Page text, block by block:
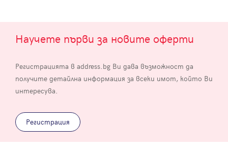
Научете първи за новите оферти
Регистрацията в address.bg Ви дава възможност да
получите детайлна информация за всеки имот, който Ви
интересува.
Регистрация